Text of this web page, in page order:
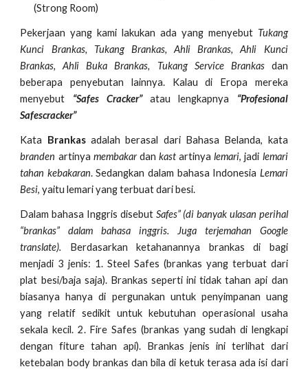
(Strong Room)
Pekerjaan yang kami lakukan ada yang menyebut Tukang
Kunci Brankas, Tukang Brankas, Ahli Brankas, Ahli Kunci
Brankas, Ahli Buka Brankas, Tukang Service Brankasdan
beberapa penyebutan lainnya. Kalau di Eropa mereka
menyebut “Safes Cracker”atau lengkapnya “Profesional
Safescracker”
Kata Brankasadalah berasal dari Bahasa Belanda, kata
branden artinya membakardankast artinyalemari, jadi lemari
tahan kebakaran. Sedangkan dalam bahasa Indonesia Lemari
Besi, yaitu lemari yang terbuat dari besi.
Dalam bahasa Inggris disebut Safes” (di banyak ulasan perihal
“brankas” dalam bahasa inggris. Juga terjemahan Google
translate). Berdasarkan ketahanannya brankas di bagi
menjadi 3 jenis: 1. Steel Safes (brankas yang terbuat dari
plat besi/baja saja). Brankas seperti ini tidak tahan api dan
biasanya hanya di pergunakan untuk penyimpanan uang
yang relatif sedikit untuk kebutuhan operasional usaha
sekala kecil. 2. Fire Safes (brankas yang sudah di lengkapi
dengan fiture tahan api). Brankas jenis ini terlihat dari
ketebalan body brankas dan bila di ketuk terasa ada isi dari